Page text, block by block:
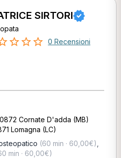
SIRTORI
0 Recensioni
Cornate D'adda (MB)
Lomagna (LC)
(60 min · 60,00€)
min · 60,00€)